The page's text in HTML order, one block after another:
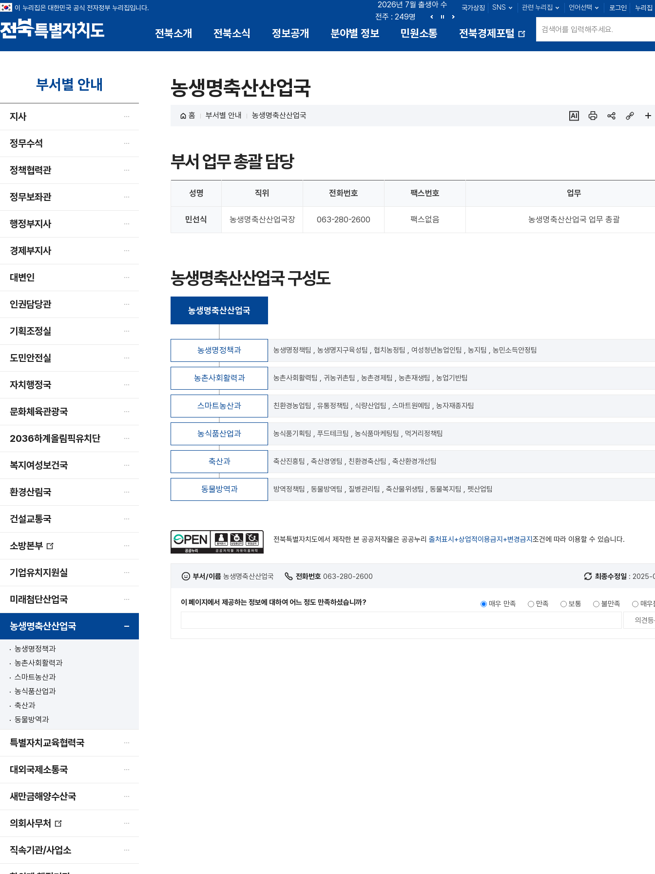
전북특별자치도
2026년 7월 출생아 수
전주 : 249명 군산 : 89명 정읍 : 23명
남원 : 39명
이
전
이 누리집은 대한민국 공식 전자정부 누리집입니다. 국가상징 SNS 관련 누리집 언어선택 로그인 누리집
전북소개 전북소식 정보공개 분야별 정보 민원소통
전북경제포털
부서별 안내
지사
정무수석
정책협력관
정무보좌관
행정부지사
경제부지사
대변인
인권담당관
기획조정실
도민안전실
자치행정국
문화체육관광국
2036하계올림픽유치단
복지여성보건국
환경산림국
건설교통국
소방본부
창
열
기업유치지원실
미래첨단산업국
농생명축산산업국
농생명정책과
농촌사회활력과
스마트농산과
농식품산업과
축산과
동물방역과
특별자치교육협력국
대외국제소통국
새만금해양수산국
의회사무처
창
열
직속기관/사업소
농생명축산산업국
홈 부서별 안내
농생명축산산업국
부서 업무 총괄 담당
성명 직위 전화번호 팩스번호 업무
민선식 농생명축산산업국장 063-280-2600 팩스없음 농생명축산산업국 업무 총괄
농생명축산산업국 구성도
농생명축산산업국
농생명정책과 농생명정책팀 , 농생명지구육성팀 , 협치농정팀 , 여성청년농업인팀 , 농지팀 , 농민소득안정팀
농촌사회활력과 농촌사회활력팀 , 귀농귀촌팀 , 농촌경제팀 , 농촌재생팀 , 농업기반팀
스마트농산과 친환경농업팀 , 유통정책팀 , 식량산업팀 , 스마트원예팀 , 농자재종자팀
농식품산업과 농식품기획팀 , 푸드테크팀 , 농식품마케팅팀 , 먹거리정책팀
축산과 축산진흥팀 , 축산경영팀 , 친환경축산팀 , 축산환경개선팀
동물방역과 방역정책팀 , 동물방역팀 , 질병관리팀 , 축산물위생팀 , 동물복지팀 , 펫산업팀
전북특별자치도에서 제작한 본 공공저작물은 공공누리 출처표시+상업적이용금지+변경금지 조건에 따라 이용할 수 있습니다.
부서/이름 농생명축산산업국 전화번호 063-280-2600 최종수정일 : 2025-
이 페이지에서 제공하는 정보에 대하여 어느 정도 만족하셨습니까? 매우 만족 만족 보통 불만족 매우